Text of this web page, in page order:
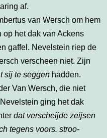
af.
van Wersch om hem
het dak van Ackens
gaffel. Nevelstein riep de
verscheen niet. Zijn
sij te seggen hadden.
Van Wersch, die niet
ging het dak
dat verscheijde zeijsen
tegens voors. stroo-